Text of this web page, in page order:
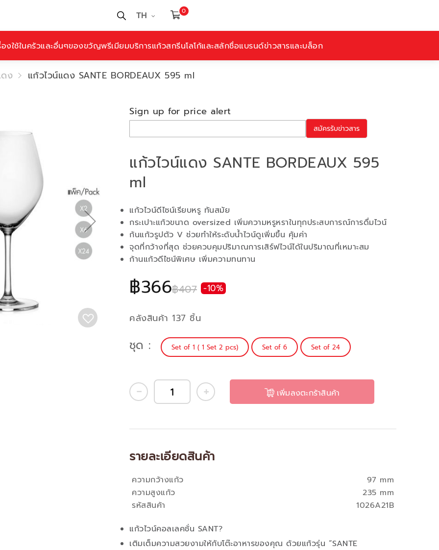
TH 0
องใช้ในครัวและอื่นๆของขวัญพรีเมียมบริการแก้วสกรีนโลโก้และสลักชื่อแบรนด์ข่าวสารและบล็อก
ง แก้วไวน์แดง SANTE BORDEAUX 595 ml
แก้วไวน์แดง SANTE BORDEAUX 595
ml
฿366฿407 -10%
คลังสินค้า 137 ชิ้น
แก้วไวน์ดีไซน์เรียบหรู ทันสมัย
กระเปาะแก้วขนาด oversized เพิ่มความหรูหราในทุกประสบการณ์การดื่มไวน์
ก้นแก้วรูปตัว V ช่วยทำให้ระดับน้ำไวน์ดูเพิ่มขึ้น คุ้มค่า
จุดที่กว้างที่สุด ช่วยควบคุมปริมาณการเสิร์ฟไวน์ได้ในปริมาณที่เหมาะสม
ก้านแก้วดีไซน์พิเศษ เพิ่มความทนทาน
Sign up for price alert
สมัครรับข่าวสาร
ชุด Set of 1 ( 1 Set 2 pcs) Set of 6 Set of 24
เพิ่มลงตะกร้าสินค้า
แก้วไวน์คอลเลคชั่น SANT?
เติมเต็มความสวยงามให้กับโต๊ะอาหารของคุณ ด้วยแก้วรุ่น “SANTE
รายละเอียดสินค้า
คุณสมบัติ
ความกว้างแก้ว
97 mm
ความสูงแก้ว
235 mm
รหัสสินค้า
1026A21B